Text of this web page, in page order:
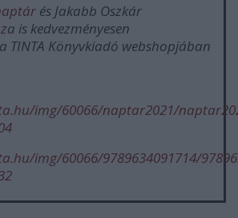
és Jakabb Oszkár
a is kedvezményesen
TINTA Könyvkiadó webshopjában